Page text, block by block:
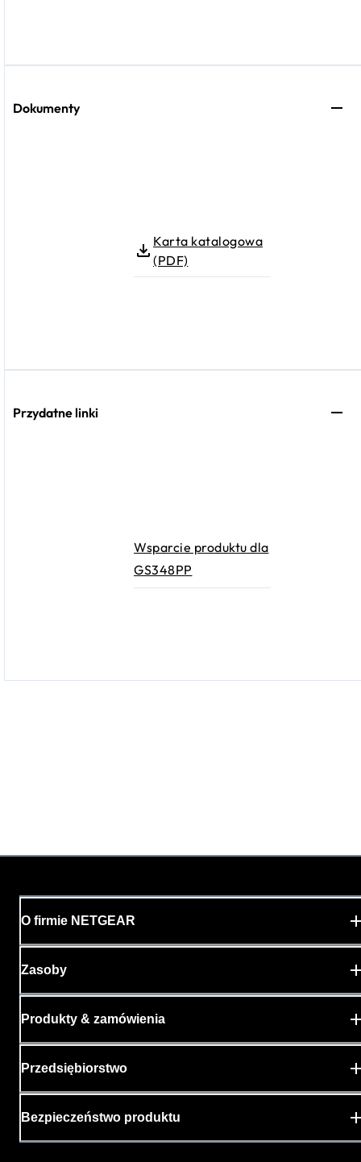
Dokumenty
Karta katalogowa
(PDF)
Przydatne linki
Wsparcie produktu dla
GS348PP
O firmie NETGEAR
Zasoby
Produkty & zamówienia
Przedsiębiorstwo
Bezpieczeństwo produktu